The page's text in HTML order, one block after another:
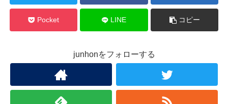
Pocket LINE コピー
junhonをフォローする